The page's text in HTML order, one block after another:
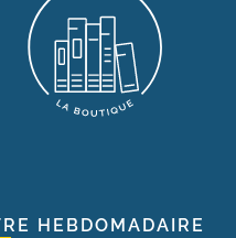
HEBDOMADAIRE